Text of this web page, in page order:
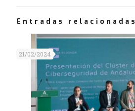
Entradas relacionadas
21/02/2024